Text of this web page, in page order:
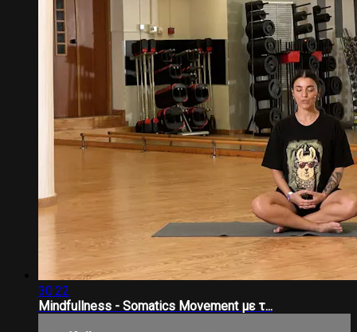
30:22
Mindfullness - Somatics Movement με τ...